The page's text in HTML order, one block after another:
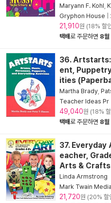
Maryann F. Kohl
Gryphon House
21,910원 (18% 할
택배로 주문하면 8월
36. Artstarts:
ent,
ities
Martha Brady
Teacher Ideas Pr
49,040원 (18%
택배로 주문하면 8월
37.
eacher,
Arts &
Linda Armstrong
Mark Twain
21,720원 (20% 할